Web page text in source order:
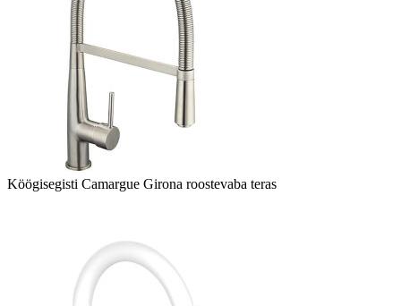
Köögisegisti Camargue Girona roostevaba teras